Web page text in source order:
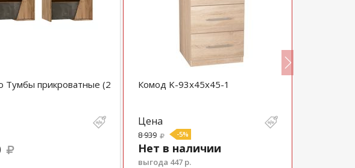
Тумбы прикроватные (2
Комод K-93x45x45-1
Цена
8 939 -5%
Нет в наличии
выгода 447 р.